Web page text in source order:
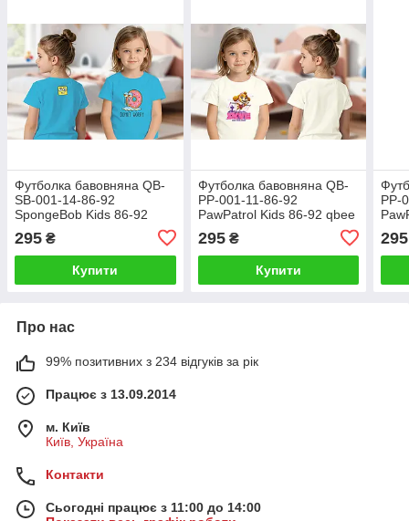
Футболка бавовняна QB-
SB-001-14-86-92
SpongeBob Kids 86-92
295 ₴
Купити
Футболка бавовняна QB-
PP-001-11-86-92
PawPatrol Kids 86-92 qbee
295₴
Купити
PP-
295
Про нас
99% позитивних з 234 відгуків за рік
Працює з 13.09.2014
м. Київ
Київ, Україна
Контакти
Сьогодні працює з 11:00 до 14:00